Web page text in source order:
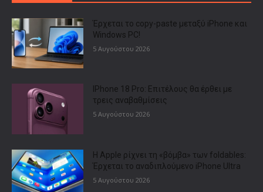
Έρχεται το copy-paste μεταξύ iPhone και
Windows PC!
5 Αυγούστου 2026
IPhone 18 Pro: Επιτέλους θα έρθει με
τρεις αναβαθμίσεις
5 Αυγούστου 2026
Η Apple ρίχνει τη «βόμβα» των foldables:
Έρχεται το αναδιπλούμενο iPhone Ultra
5 Αυγούστου 2026